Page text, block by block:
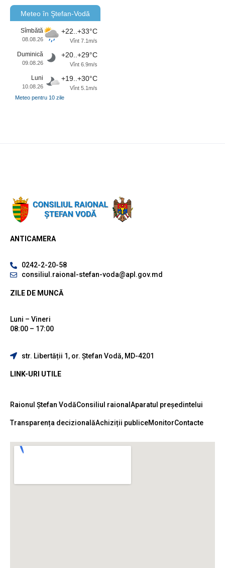
Meteo în Ştefan-Vodă
Sîmbătă
08.08.26
+22..+33°C
Vînt 7.1m/s
Duminică
09.08.26
+20..+29°C
Vînt 6.9m/s
Luni
10.08.26
+19..+30°C
Vînt 5.1m/s
Meteo pentru 10 zile
ANTICAMERA
0242-2-20-58
consiliul.raional-stefan-voda@apl.gov.md
ZILE DE MUNCĂ
Luni – Vineri
08:00 – 17:00
str. Libertății 1, or. Ștefan Vodă, MD-4201
LINK-URI UTILE
Raionul Ștefan VodăConsiliul raional Aparatul președintelui
Transparența decizionalăAchiziții publiceMonitorContacte